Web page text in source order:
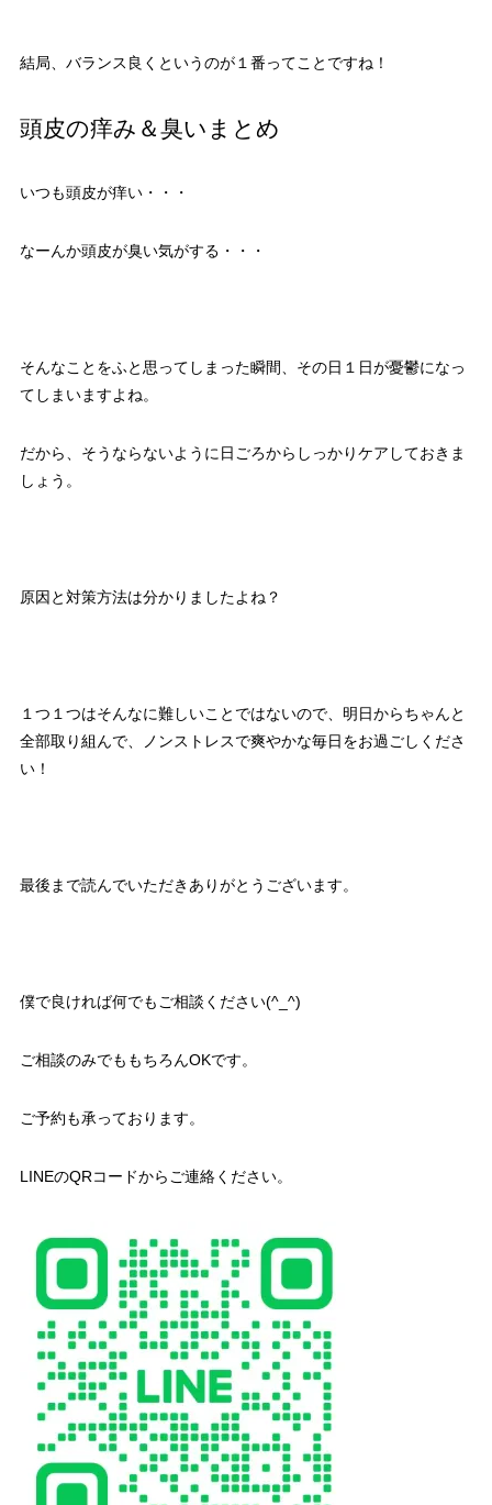
結局、バランス良くというのが１番ってことですね！
頭皮の痒み＆臭いまとめ
いつも頭皮が痒い・・・
なーんか頭皮が臭い気がする・・・
そんなことをふと思ってしまった瞬間、その日１日が憂鬱になっ
てしまいますよね。
だから、そうならないように日ごろからしっかりケアしておきま
しょう。
原因と対策方法は分かりましたよね？
１つ１つはそんなに難しいことではないので、明日からちゃんと
全部取り組んで、ノンストレスで爽やかな毎日をお過ごしくださ
い！
最後まで読んでいただきありがとうございます。
僕で良ければ何でもご相談ください(^_^)
ご相談のみでももちろんOKです。
ご予約も承っております。
LINEのQRコードからご連絡ください。